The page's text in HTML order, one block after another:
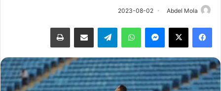
Abdel Mola
2023-08-02
فيسبوك ‫X ماسنجر واتساب تيلقرام مشاركة عبر البريد طباعة